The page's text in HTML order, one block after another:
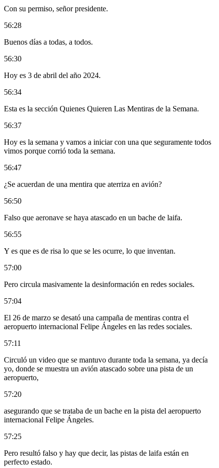
Con su permiso, señor presidente.
56:28
Buenos días a todas, a todos.
56:30
Hoy es 3 de abril del año 2024.
56:34
Esta es la sección Quienes Quieren Las Mentiras de la Semana.
56:37
Hoy es la semana y vamos a iniciar con una que seguramente todos
vimos porque corrió toda la semana.
56:47
¿Se acuerdan de una mentira que aterriza en avión?
56:50
Falso que aeronave se haya atascado en un bache de laifa.
56:55
Y es que es de risa lo que se les ocurre, lo que inventan.
57:00
Pero circula masivamente la desinformación en redes sociales.
57:04
El 26 de marzo se desató una campaña de mentiras contra el
aeropuerto internacional Felipe Ángeles en las redes sociales.
57:11
Circuló un video que se mantuvo durante toda la semana, ya decía
yo, donde se muestra un avión atascado sobre una pista de un
aeropuerto,
57:20
asegurando que se trataba de un bache en la pista del aeropuerto
internacional Felipe Ángeles.
57:25
Pero resultó falso y hay que decir, las pistas de laifa están en
perfecto estado.